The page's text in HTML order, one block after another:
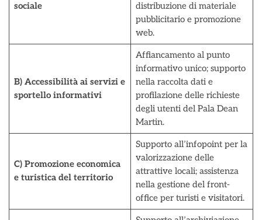
sociale
distribuzione di materiale
pubblicitario e promozione
web.
B) Accessibilità ai servizi e
sportello informativi
Affiancamento al punto
informativo unico; supporto
nella raccolta dati e
profilazione delle richieste
degli utenti del Pala Dean
Martin.
C) Promozione economica
e turistica del territorio
Supporto all’infopoint per la
valorizzazione delle
attrattive locali; assistenza
nella gestione del front-
office per turisti e visitatori.